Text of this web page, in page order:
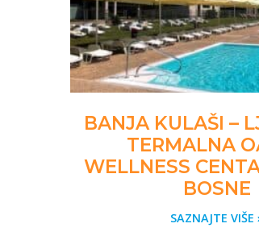
BANJA KULAŠI –
TERMALNA
WELLNESS
BOSNE
SAZNAJTE VIŠE